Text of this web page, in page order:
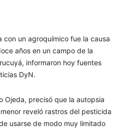
con un agroquímico fue la causa
años en un campo de la
informaron hoy fuentes
DyN.
Ojeda, precisó que la autopsia
reveló rastros del pesticida
usarse de modo muy limitado